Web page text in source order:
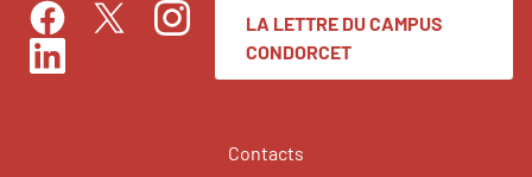
FacebookTwitterInstagram
LinkedIn
LA LETTRE DU CAMPUS
CONDORCET
Contacts